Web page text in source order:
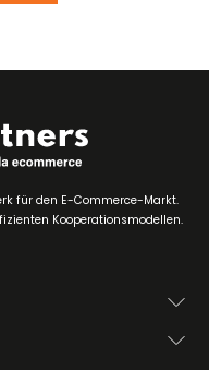
für den E-Commerce-Markt.
Kooperationsmodellen.